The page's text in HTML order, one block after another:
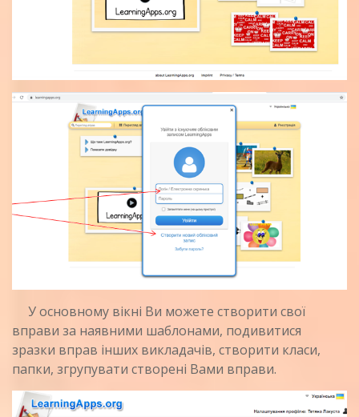
У основному вікні Ви можете створити свої
вправи за наявними шаблонами, подивитися
зразки вправ інших викладачів, створити класи,
папки, згрупувати створені Вами вправи.